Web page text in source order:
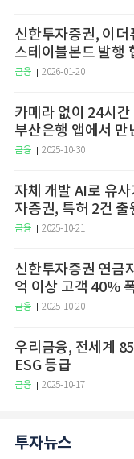
신한투자증권, 이더
스테이블본드 발행
금융 2026-01-20
카메라 없이 24시
부산은행 앱에서 만
금융 2025-10-30
자체 개발 AI로 유
자증권, 특허 2건 출
금융 2025-10-21
신한투자증권 연금
억 이상 고객 40%
금융 2025-10-20
우리금융, 전세계
ESG 등급
금융 2025-10-17
투자뉴스